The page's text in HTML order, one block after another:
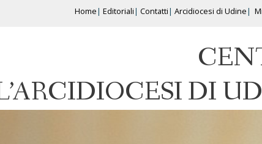
Home Editoriali Contatti Arcidiocesi di Udine
DI